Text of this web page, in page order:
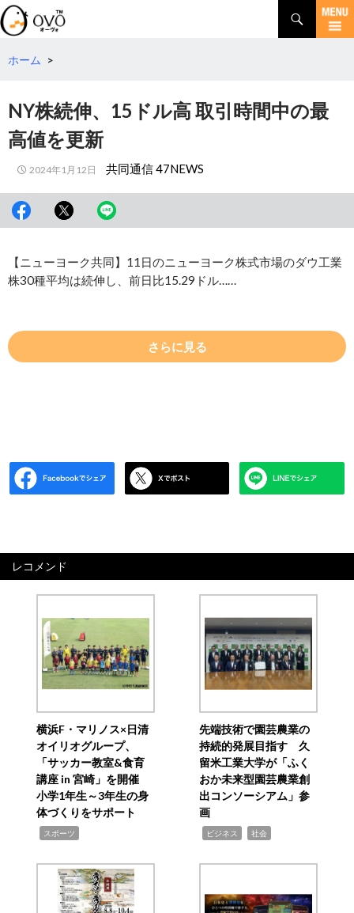
検
索
コ
テ
動
ホーム >
NY株続伸、15ドル高 取引時間中の最
高値を更新
2024年1月12日 共同通信 47NEWS
【ニューヨーク共同】11日のニューヨーク株式市場のダウ工業
株30種平均は続伸し、前日比15.29ドル……
さらに見る
レコメンド
横浜F・マリノス×日清
オイリオグループ、
「サッカー教室&食育
講座 in 宮崎」を開催
小学1年生～3年生の身
体づくりをサポート
スポーツ
先端技術で園芸農業の
持続的発展目指す 久
留米工業大学が「ふく
おか未来型園芸農業創
出コンソーシアム」参
画
ビジネス 社会